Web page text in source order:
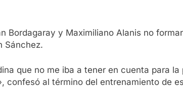
Bordagaray y Maximiliano Alanis no
Sánchez.
que no me iba a tener en cuenta para
confesó al término del entrenamiento de